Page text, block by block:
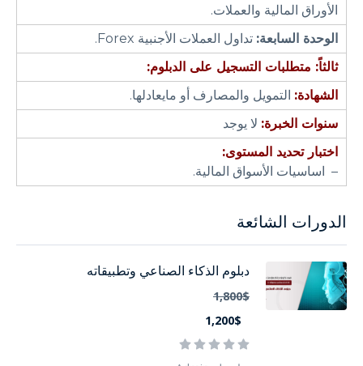
الأوراق المالية والعملات.
الوحدة السابعة: تداول العملات الأجنبية Forex.
ثالثاً: متطلبات التسجيل على الدبلوم:
الشهادة: التمويل والمصارف أو مايعادلها.
سنوات الخبرة: لا يوجد
اختبار تحديد المستوى:
– اساسيات الأسواق المالية.
الدورات الشائعة
دبلوم الذكاء الصناعي وتطبيقاته
1,800$
1,200$